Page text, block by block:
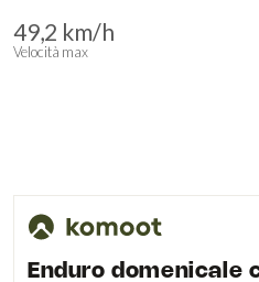
49,2 km/h
Velocità max